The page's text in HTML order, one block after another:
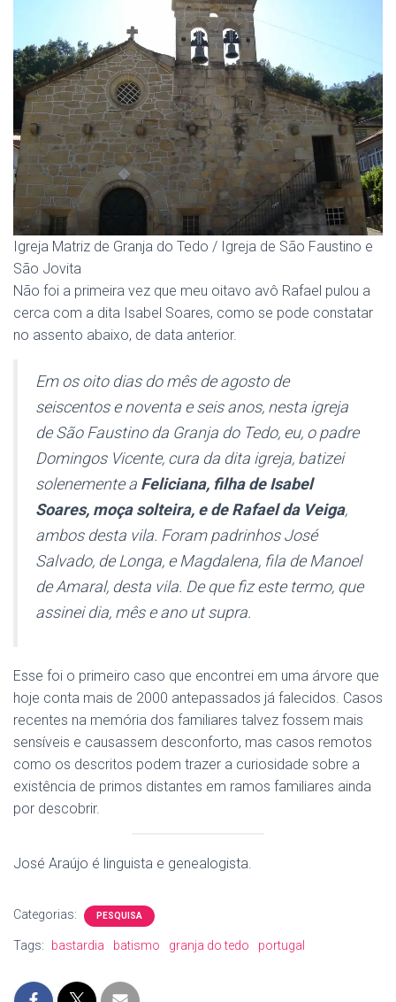
Igreja Matriz de Granja do Tedo / Igreja de São Faustino e
São Jovita
Não foi a primeira vez que meu oitavo avô Rafael pulou a
cerca com a dita Isabel Soares, como se pode constatar
no assento abaixo, de data anterior.
Em os oito dias do mês de agosto de
seiscentos e noventa e seis anos, nesta igreja
de São Faustino da Granja do Tedo, eu, o padre
Domingos Vicente, cura da dita igreja, batizei
solenemente a Feliciana, filha de Isabel
Soares, moça solteira, e de Rafael da Veiga,
ambos desta vila. Foram padrinhos José
Salvado, de Longa, e Magdalena, fila de Manoel
de Amaral, desta vila. De que fiz este termo, que
assinei dia, mês e ano ut supra.
Esse foi o primeiro caso que encontrei em uma árvore que
hoje conta mais de 2000 antepassados já falecidos. Casos
recentes na memória dos familiares talvez fossem mais
sensíveis e causassem desconforto, mas casos remotos
como os descritos podem trazer a curiosidade sobre a
existência de primos distantes em ramos familiares ainda
por descobrir.
José Araújo é linguista e genealogista.
Categorias: PESQUISA
Tags: bastardia batismo granja do tedo portugal